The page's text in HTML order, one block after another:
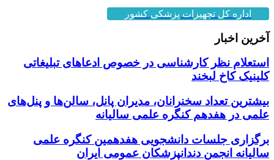
اداره کل تجهیزات پزشکی کشور
آخرین اخبار
استعلام نظر کارشناسی در خصوص ادعاهای تبلیغاتی
کلینیک کاخ لبخند
بیشترین تعداد سخنرانان، مدیران پانل، سالن‌ها و پنل‌های
علمی در هفدهم کنگره علمی سالیانه
برگزاری جلسات دانشجویی هفدهمین کنگره علمی
سالیانه انجمن دندانپزشکان عمومی ایران